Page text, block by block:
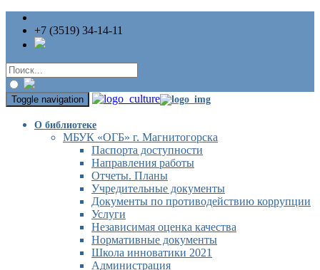
+7 (3519) 34-14-11
Toggle navigation
О библиотеке
МБУК «ОГБ» г. Магнитогорска
Паспорта доступности
Направления работы
Отчеты. Планы
Учредительные документы
Документы по противодействию коррупции
Услуги
Независимая оценка качества
Нормативные документы
Школа инноватики 2021
Администрация